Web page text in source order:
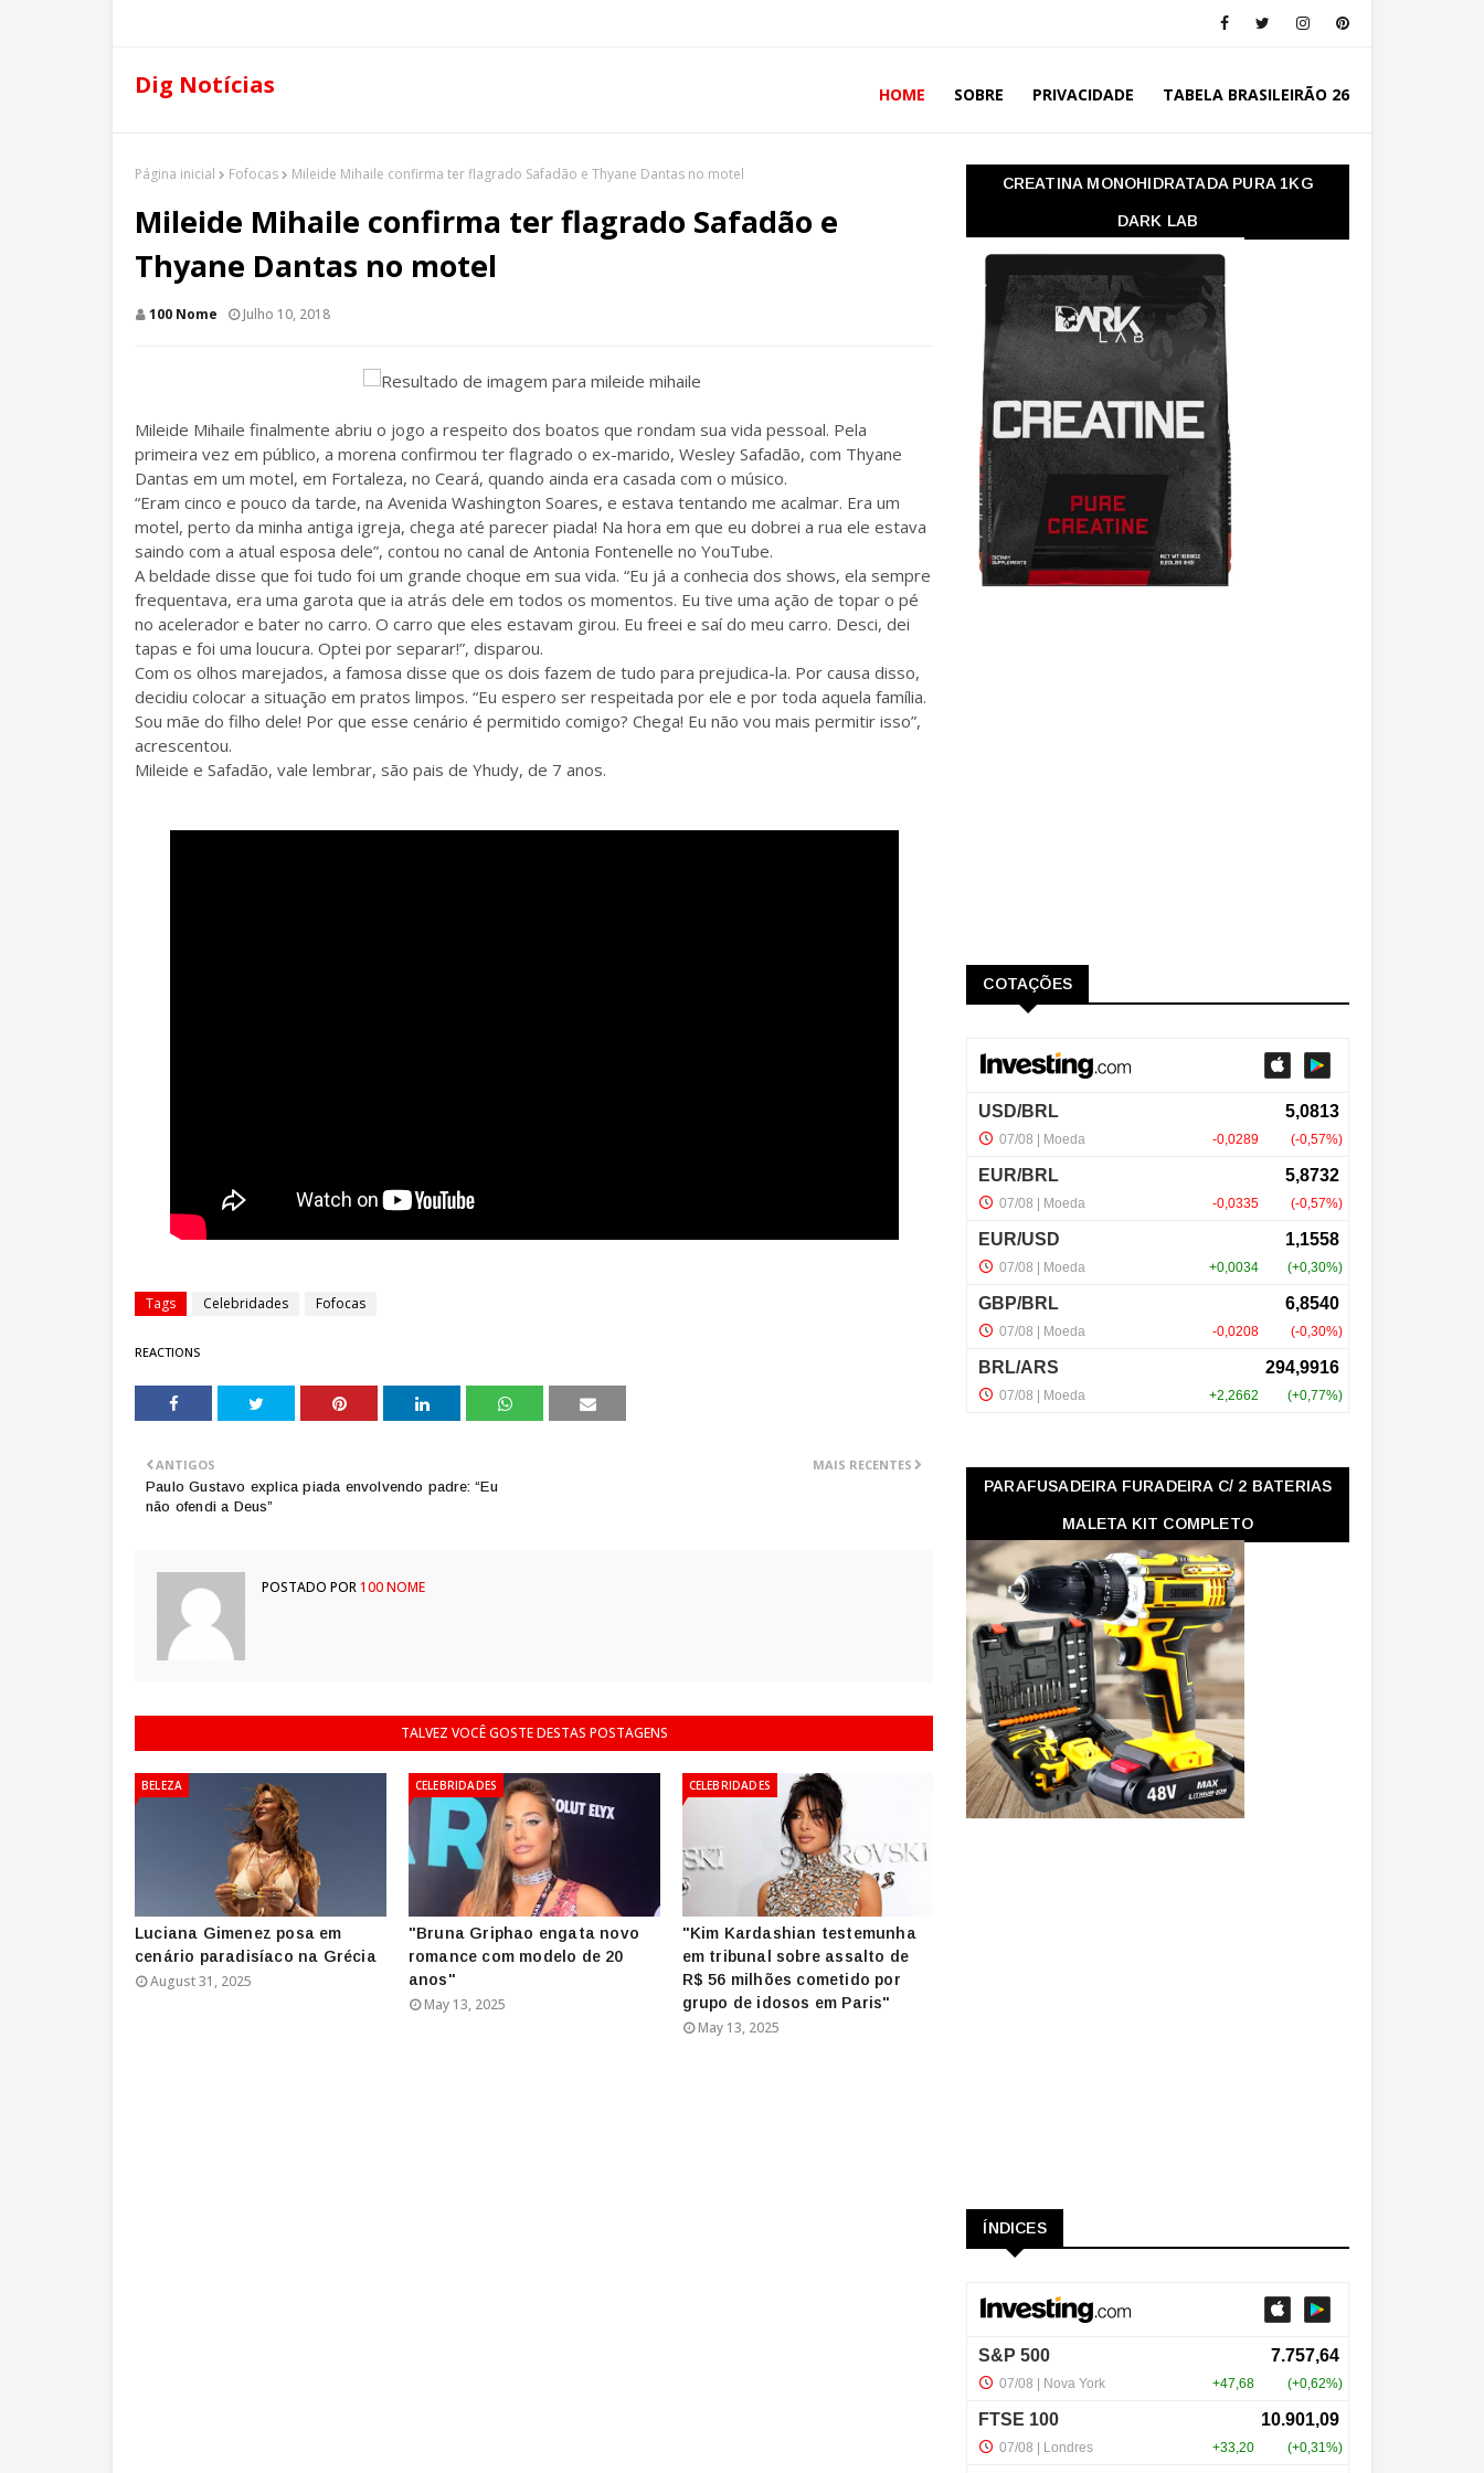
Dig Notícias HOME SOBRE PRIVACIDADE TABELA BRASILEIRÃO 26
Página inicial Fofocas Mileide Mihaile confirma ter flagrado Safadão e Thyane Dantas no motel
Mileide Mihaile confirma ter flagrado Safadão e
Thyane Dantas no motel
100 Nome Julho 10, 2018
Mileide Mihaile finalmente abriu o jogo a respeito dos boatos que rondam sua vida pessoal. Pela
primeira vez em público, a morena confirmou ter flagrado o ex-marido, Wesley Safadão, com Thyane
Dantas em um motel, em Fortaleza, no Ceará, quando ainda era casada com o músico.
“Eram cinco e pouco da tarde, na Avenida Washington Soares, e estava tentando me acalmar. Era um
motel, perto da minha antiga igreja, chega até parecer piada! Na hora em que eu dobrei a rua ele estava
saindo com a atual esposa dele”, contou no canal de Antonia Fontenelle no YouTube.
A beldade disse que foi tudo foi um grande choque em sua vida. “Eu já a conhecia dos shows, ela sempre
frequentava, era uma garota que ia atrás dele em todos os momentos. Eu tive uma ação de topar o pé
no acelerador e bater no carro. O carro que eles estavam girou. Eu freei e saí do meu carro. Desci, dei
tapas e foi uma loucura. Optei por separar!”, disparou.
Com os olhos marejados, a famosa disse que os dois fazem de tudo para prejudica-la. Por causa disso,
decidiu colocar a situação em pratos limpos. “Eu espero ser respeitada por ele e por toda aquela família.
Sou mãe do filho dele! Por que esse cenário é permitido comigo? Chega! Eu não vou mais permitir isso”,
acrescentou.
Mileide e Safadão, vale lembrar, são pais de Yhudy, de 7 anos.
Tags Celebridades Fofocas
REACTIONS
MAIS RECENTES
ANTIGOS
Paulo Gustavo explica piada envolvendo padre: “Eu
não ofendi a Deus”
POSTADO POR100 NOME
TALVEZ VOCÊ GOSTE DESTAS POSTAGENS
BELEZA
Luciana Gimenez posa em
cenário paradisíaco na Grécia
August 31, 2025
CELEBRIDADES
"Bruna Griphao engata novo
romance com modelo de 20
anos"
May 13, 2025
CELEBRIDADES
"Kim Kardashian testemunha
em tribunal sobre assalto de
R$ 56 milhões cometido por
grupo de idosos em Paris"
May 13, 2025
CREATINA MONOHIDRATADA PURA 1KG
DARK LAB
COTAÇÕES
PARAFUSADEIRA FURADEIRA C/ 2 BATERIAS
MALETA KIT COMPLETO
ÍNDICES